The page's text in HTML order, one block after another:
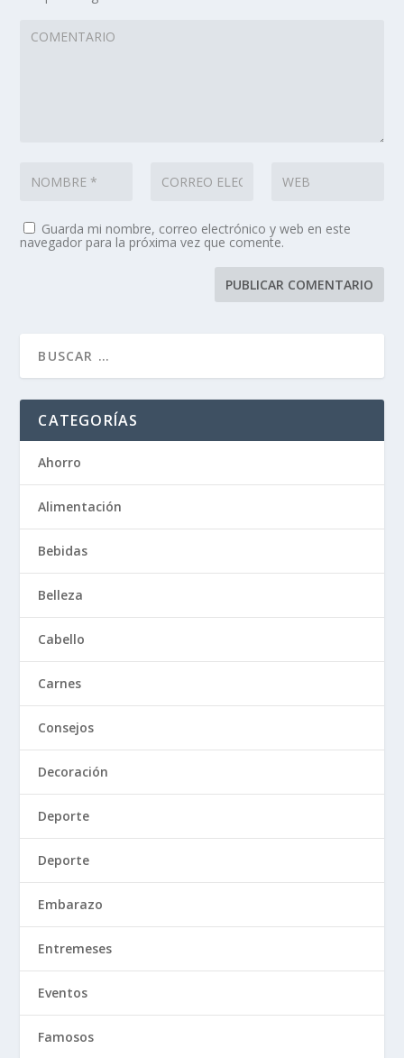
Guarda mi nombre, correo electrónico y web en este
navegador para la próxima vez que comente.
CATEGORÍAS
Ahorro
Alimentación
Bebidas
Belleza
Cabello
Carnes
Consejos
Decoración
Deporte
Deporte
Embarazo
Entremeses
Eventos
Famosos